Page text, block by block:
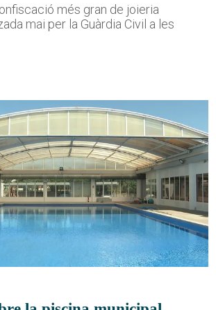
més gran de joieria
mai per la Guàrdia Civil a les